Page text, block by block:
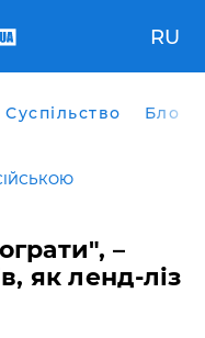
RU
Суспільство Блоги
–
як ленд-ліз